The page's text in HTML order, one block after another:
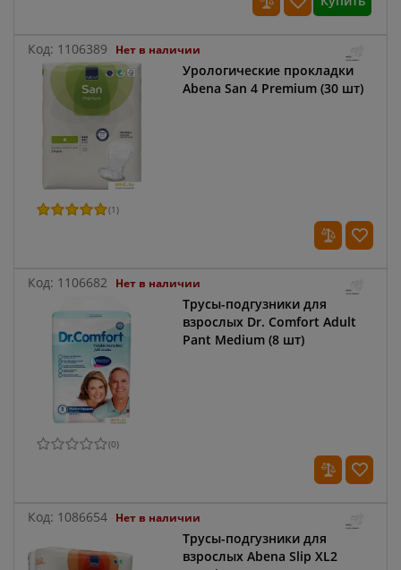
Код: 1106389 Нет в наличии
Урологические прокладки
Abena San 4 Premium (30 шт)
(1)
Код: 1106682 Нет в наличии
Трусы-подгузники для
взрослых Dr. Comfort Adult
Pant Medium (8 шт)
(0)
Код: 1086654 Нет в наличии
Трусы-подгузники для
взрослых Abena Slip XL2